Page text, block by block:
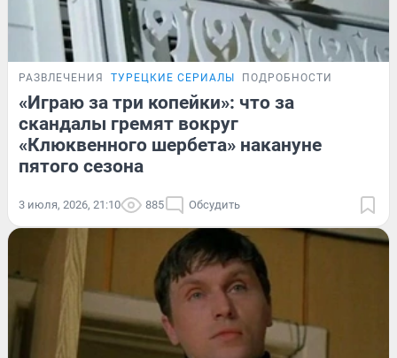
РАЗВЛЕЧЕНИЯ ТУРЕЦКИЕ СЕРИАЛЫ ПОДРОБНОСТИ
«Играю за три копейки»: что за
скандалы гремят вокруг
«Клюквенного шербета» накануне
пятого сезона
3 июля, 2026, 21:10 885 Обсудить